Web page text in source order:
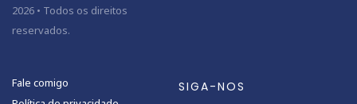
2026 • Todos os direitos
reservados.
Fale comigo
SIGA-NOS